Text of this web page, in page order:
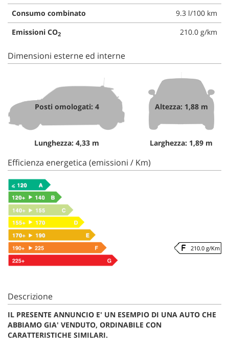
Consumo combinato
9.3 l/100 km
Emissioni CO2 210.0 g/km
Dimensioni esterne ed interne
Posti omologati: 4
Lunghezza: 4,33 m
Altezza: 1,88 m
Larghezza: 1,89 m
Efficienza energetica (emissioni / Km)
210.0 g/Km
Descrizione
IL PRESENTE ANNUNCIO E' UN ESEMPIO DI UNA AUTO CHE
ABBIAMO GIA' VENDUTO, ORDINABILE CON
CARATTERISTICHE SIMILARI.